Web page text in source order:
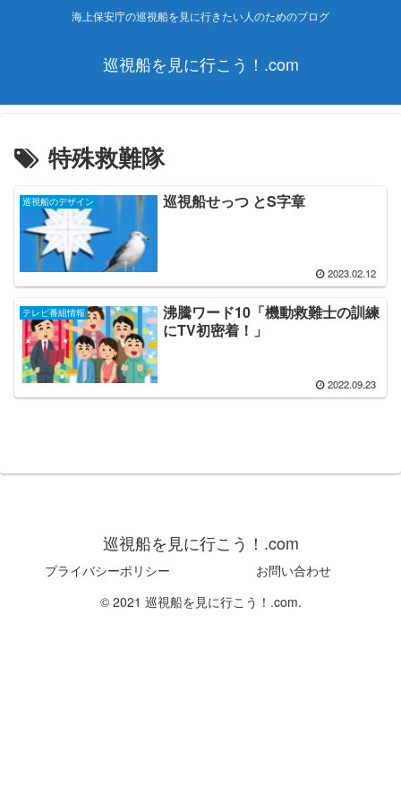
海上保安庁の巡視船を見に行きたい人のためのブログ
巡視船を見に行こう！.com
特殊救難隊
巡視船のデザイン 巡視船せっつ とS字章
2023.02.12
テレビ番組情報
沸騰ワード10「機動救難士の訓練
にTV初密着！」
2022.09.23
巡視船を見に行こう！.com
プライバシーポリシー
お問い合わせ
© 2021 巡視船を見に行こう！.com.